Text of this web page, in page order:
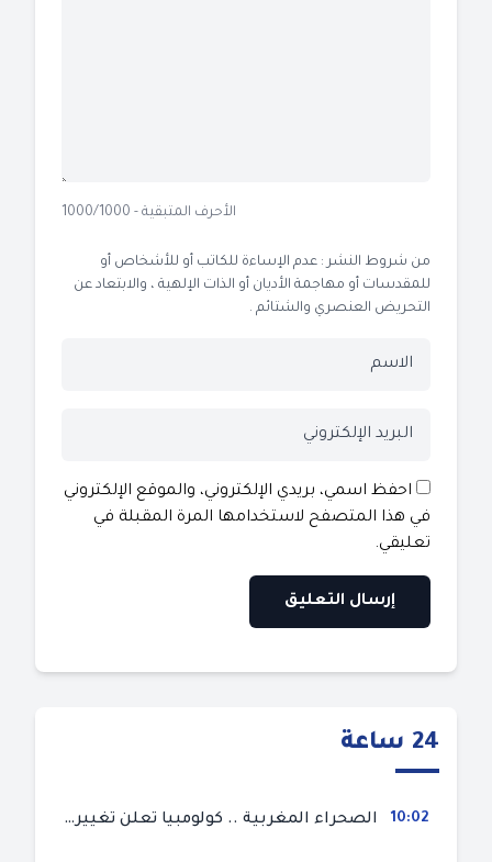
الأحرف المتبقية - 1000/1000
من شروط النشر : عدم الإساءة للكاتب أو للأشخاص أو
للمقدسات أو مهاجمة الأديان أو الذات الإلهية ، والابتعاد عن
التحريض العنصري والشتائم .
احفظ اسمي، بريدي الإلكتروني، والموقع الإلكتروني
في هذا المتصفح لاستخدامها المرة المقبلة في
تعليقي.
24 ساعة
10:02 الصحراء المغربية .. كولومبيا تعلن تغييرا في موقفها وتعترف بسيادة المغرب على صحرائه